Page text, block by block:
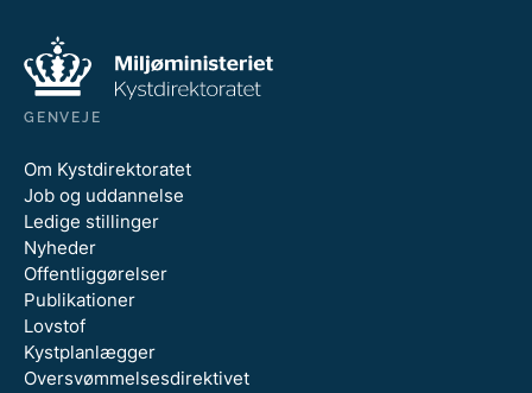
GENVEJE
Om Kystdirektoratet
Job og uddannelse
Ledige stillinger
Nyheder
Offentliggørelser
Publikationer
Lovstof
Kystplanlægger
Oversvømmelsesdirektivet